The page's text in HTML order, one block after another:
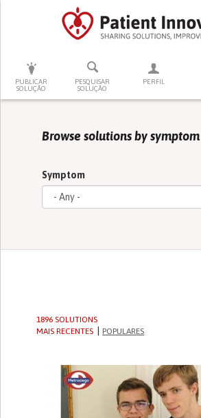
PUBLICAR
SOLUÇÃO
PESQUISAR
SOLUÇÃO
PERFIL
PRESSIONE ENTER PARA
Browse solutions by symptom
Symptom
1896 SOLUTIONS
MAIS RECENTES
POPULARES